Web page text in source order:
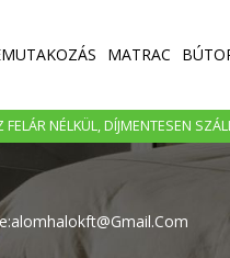
MATRAC
NÉLKÜL, DÍJMENTESEN